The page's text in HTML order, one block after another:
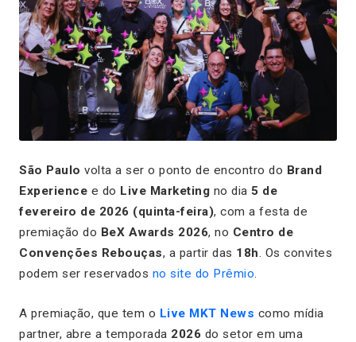
São Paulo volta a ser o ponto de encontro do Brand
Experience e do Live Marketing no dia 5 de
fevereiro de 2026 (quinta-feira), com a festa de
premiação do BeX Awards 2026, no Centro de
Convenções Rebouças, a partir das 18h. Os convites
podem ser reservados no site do Prêmio.
A premiação, que tem o Live MKT News como mídia
partner, abre a temporada 2026 do setor em uma